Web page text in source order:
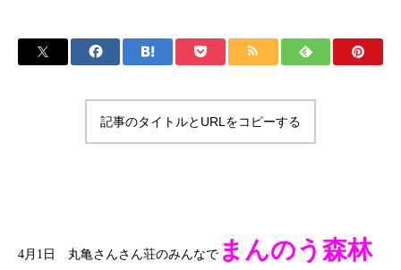
記事のタイトルとURLをコピーする
4月 1 日 丸亀さんさん荘のみんなで まんのう森林